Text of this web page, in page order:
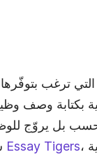
ترغب
بكتابة وصف
بل يروّج
Essay Tigers، إليك بعض العناصر الأساسية